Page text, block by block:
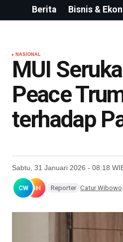
Berita Bisnis &
NASIONAL
MUI
Peace
terhadap
Sabtu, 31 Januari 2026 - 08:18
CW GH Reporter Catur Wibowo